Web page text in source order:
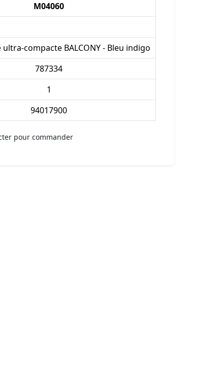
M04060
ultra-compacte BALCONY - Bleu indigo
787334
1
94017900
pour commander